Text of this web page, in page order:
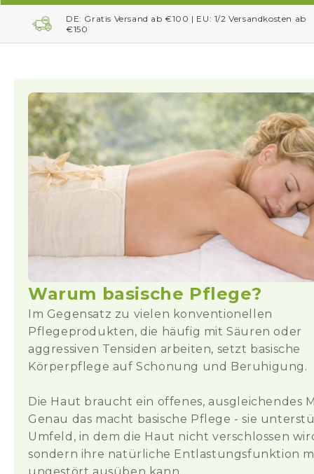
DE: Gratis Versand ab €100 | EU: 1/2 Versandkosten ab
€150
Warum basische Pflege?
Im Gegensatz zu vielen konventionellen
Pflegeprodukten, die häufig mit Säuren oder
aggressiven Tensiden arbeiten, setzt basische
Körperpflege auf Schonung und Beruhigung.
Die Haut braucht ein offenes, ausgleichendes
Genau das macht basische Pflege - sie
Umfeld, in dem die Haut nicht verschlossen
sondern ihre natürliche Entlastungsfunktion